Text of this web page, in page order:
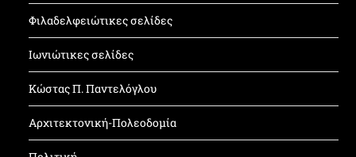
Φιλαδελφειώτικες σελίδες
Ιωνιώτικες σελίδες
Κώστας Π. Παντελόγλου
Αρχιτεκτονική-Πολεοδομία